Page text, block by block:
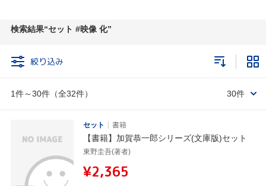
検索結果 セット #映像 化
絞り込み
1件～30件（全32件） 30件
セット 書籍
【書籍】加賀恭一郎シリーズ(文庫版)セット
東野圭吾(著者)
¥2,365